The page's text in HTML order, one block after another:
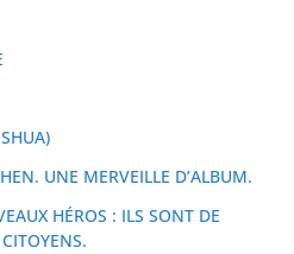
UNE MERVEILLE D’ALBUM.
HÉROS : ILS SONT DE